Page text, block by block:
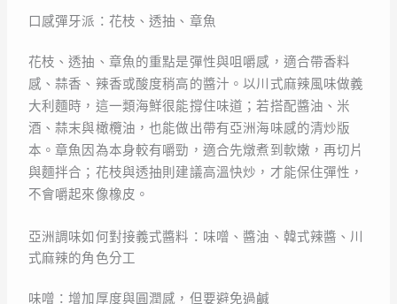
口感彈牙派：花枝、透抽、章魚
花枝、透抽、章魚的重點是彈性與咀嚼感，適合帶香料
感、蒜香、辣香或酸度稍高的醬汁。以川式麻辣風味做義
大利麵時，這一類海鮮很能撐住味道；若搭配醬油、米
酒、蒜末與橄欖油，也能做出帶有亞洲海味感的清炒版
本。章魚因為本身較有嚼勁，適合先燉煮到軟嫩，再切片
與麵拌合；花枝與透抽則建議高溫快炒，才能保住彈性，
不會嚼起來像橡皮。
亞洲調味如何對接義式醬料：味噌、醬油、韓式辣醬、川
式麻辣的角色分工
味噌：增加厚度與圓潤感，但要避免過鹹